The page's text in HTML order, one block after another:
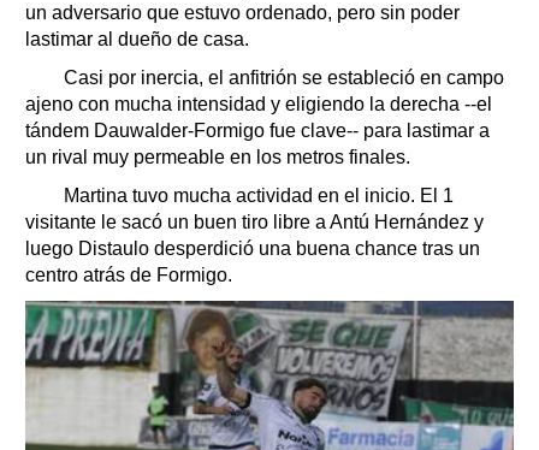
un adversario que estuvo ordenado, pero sin poder
lastimar al dueño de casa.
Casi por inercia, el anfitrión se estableció en campo
ajeno con mucha intensidad y eligiendo la derecha --el
tándem Dauwalder-Formigo fue clave-- para lastimar a
un rival muy permeable en los metros finales.
Martina tuvo mucha actividad en el inicio. El 1
visitante le sacó un buen tiro libre a Antú Hernández y
luego Distaulo desperdició una buena chance tras un
centro atrás de Formigo.